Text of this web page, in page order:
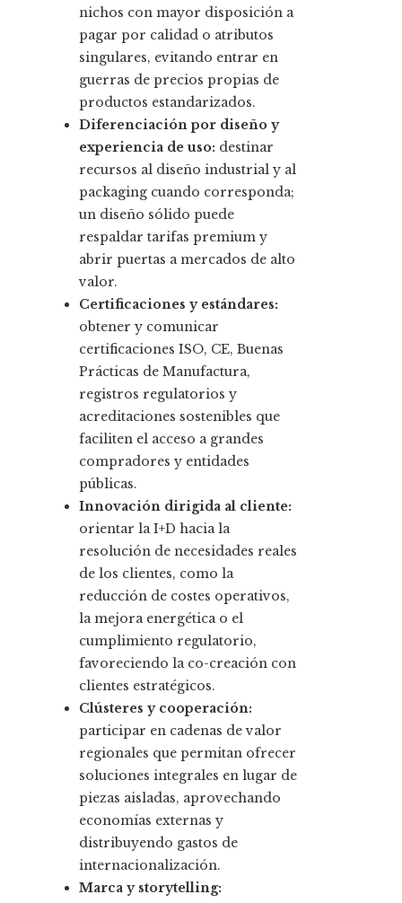
nichos con mayor disposición a
pagar por calidad o atributos
singulares, evitando entrar en
guerras de precios propias de
productos estandarizados.
Diferenciación por diseño y
experiencia de uso: destinar
recursos al diseño industrial y al
packaging cuando corresponda;
un diseño sólido puede
respaldar tarifas premium y
abrir puertas a mercados de alto
valor.
Certificaciones y estándares:
obtener y comunicar
certificaciones ISO, CE, Buenas
Prácticas de Manufactura,
registros regulatorios y
acreditaciones sostenibles que
faciliten el acceso a grandes
compradores y entidades
públicas.
Innovación dirigida al cliente:
orientar la I+D hacia la
resolución de necesidades reales
de los clientes, como la
reducción de costes operativos,
la mejora energética o el
cumplimiento regulatorio,
favoreciendo la co-creación con
clientes estratégicos.
Clústeres y cooperación:
participar en cadenas de valor
regionales que permitan ofrecer
soluciones integrales en lugar de
piezas aisladas, aprovechando
economías externas y
distribuyendo gastos de
internacionalización.
Marca y storytelling: